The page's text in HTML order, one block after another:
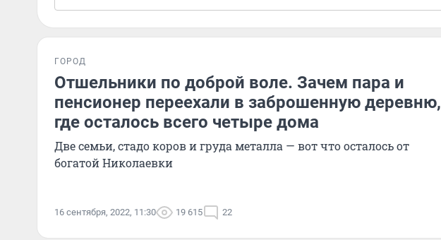
ГОРОД
Отшельники по доброй воле. Зачем пара и
пенсионер переехали в заброшенную деревню,
где осталось всего четыре дома
Две семьи, стадо коров и груда металла — вот что осталось от
богатой Николаевки
16 сентября, 2022, 11:30 19 615 22